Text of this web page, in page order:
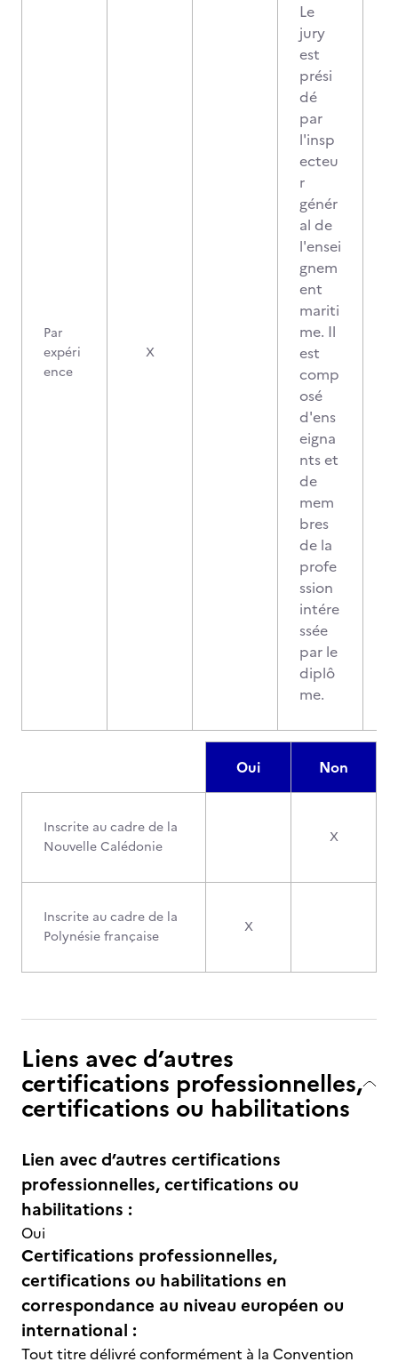
Par
expéri
ence
X
Le
jury
est
prési
dé
par
l'insp
ecteu
r
génér
al de
l'ensei
gnem
ent
mariti
me. Il
est
comp
osé
d'ens
eigna
nts et
de
mem
bres
de la
profe
ssion
intére
ssée
par le
diplô
me.
Oui Non
Inscrite au cadre de la
Nouvelle Calédonie
X
Inscrite au cadre de la
Polynésie française
X
Liens avec d’autres
certifications professionnelles,
certifications ou habilitations
Lien avec d’autres certifications
professionnelles, certifications ou
habilitations :
Oui
Certifications professionnelles,
certifications ou habilitations en
correspondance au niveau européen ou
international :
Tout titre délivré conformément à la Convention